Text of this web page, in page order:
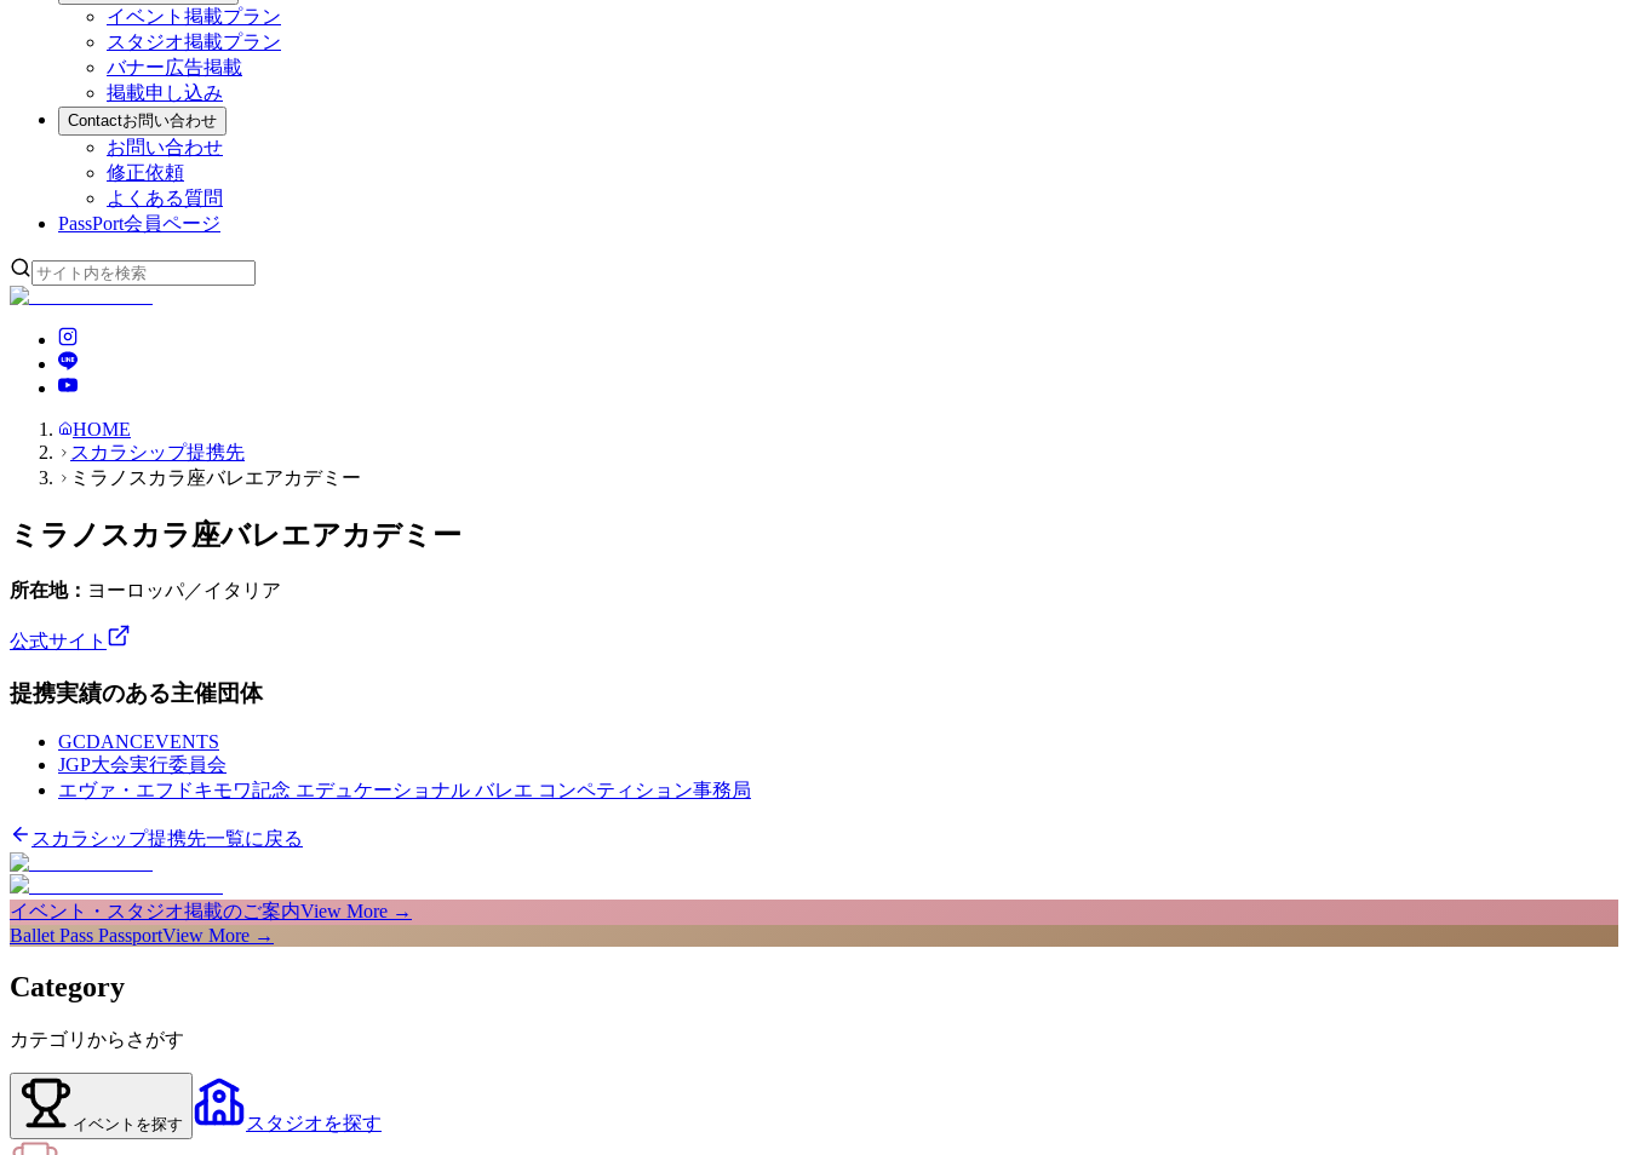
イベント掲載プラン
スタジオ掲載プラン
バナー広告掲載
掲載申し込み
Contactお問い合わせ
お問い合わせ
修正依頼
よくある質問
PassPort会員ページ
HOME
スカラシップ提携先
ミラノスカラ座バレエアカデミー
ミラノスカラ座バレエアカデミー
所在地： ヨーロッパ／イタリア
公式サイト
提携実績のある主催団体
GCDANCEVENTS
JGP大会実行委員会
エヴァ・エフドキモワ記念 エデュケーショナル バレエ コンペティション事務局
スカラシップ提携先一覧に戻る
イベント・スタジオ掲載のご案内View More →
Ballet Pass PassportView More →
Category
カテゴリからさがす
イベント を探す スタジオを探す